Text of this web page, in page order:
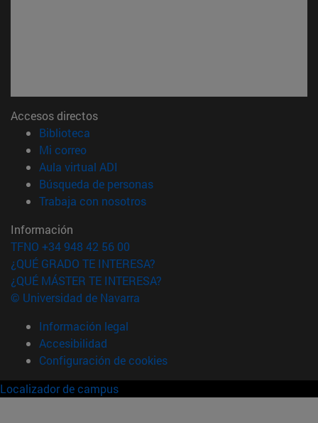
Accesos directos
Biblioteca
Mi correo(abre en nueva ventana)
Aula virtual ADI
Búsqueda de personas(abre en nueva ventana)
Trabaja con nosotros(abre en nueva ventana)
Información
TFNO +34 948 42 56 00
¿QUÉ GRADO TE INTERESA?
¿QUÉ MÁSTER TE INTERESA?
© Universidad de Navarra
Información legal
Accesibilidad
Configuración de cookies
Localizador de campus